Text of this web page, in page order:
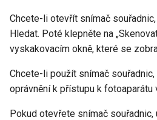
Chcete-li otevřít snímač
Hledat. Poté klepněte na
vyskakovacím okně, které se
Chcete-li použít snímač
oprávnění k přístupu k fotoaparátu
Pokud otevřete snímač